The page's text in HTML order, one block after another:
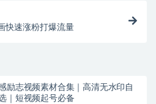
快速涨粉打爆流量
励志视频素材合集｜高清无水印自
｜短视频起号必备